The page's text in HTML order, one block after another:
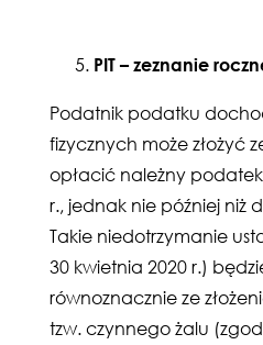
PIT – zeznanie
Podatnik podatku
fizycznych może złożyć
opłacić należny
r., jednak nie później niż
Takie niedotrzymanie
30 kwietnia 2020 r.)
równoznacznie ze
tzw. czynnego żalu